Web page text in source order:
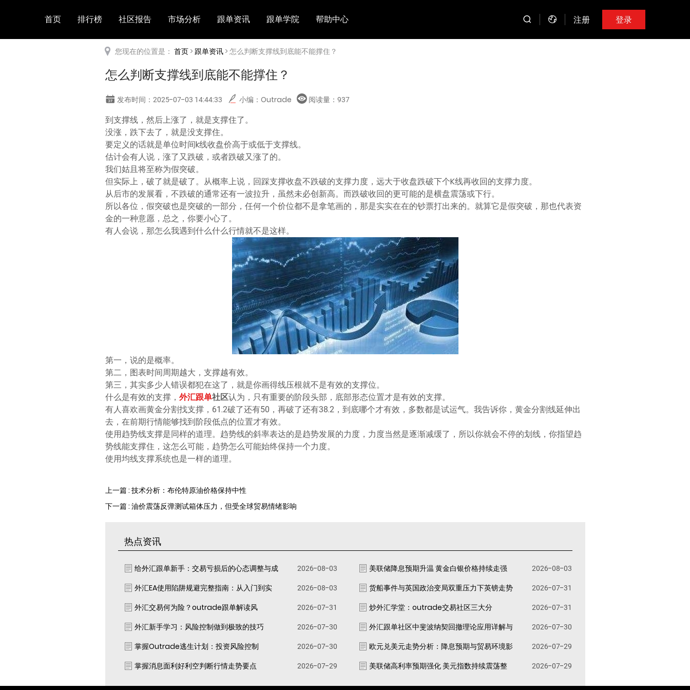
首页 排行榜 社区报告 市场分析 跟单资讯 跟单学院 帮助中心 注册 登录
您现在的位置是： 首页>跟单资讯> 怎么判断支撑线到底能不能撑住？
怎么判断支撑线到底能不能撑住？
发布时间：2025-07-03 14:44:33 小编：Outrade 阅读量： 937
到支撑线，然后上涨了，就是支撑住了。
没涨，跌下去了，就是没支撑住。
要定义的话就是单位时间k线收盘价高于或低于支撑线。
估计会有人说，涨了又跌破，或者跌破又涨了的。
我们姑且将至称为假突破。
但实际上，破了就是破了。从概率上说，回踩支撑收盘不跌破的支撑力度，远大于收盘跌破下个K线再收回的支撑力度。
从后市的发展看，不跌破的通常还有一波拉升，虽然未必创新高。而跌破收回的更可能的是横盘震荡或下行。
所以各位，假突破也是突破的一部分，任何一个价位都不是拿笔画的，那是实实在在的钞票打出来的。就算它是假突破，那也代表资
金的一种意愿，总之，你要小心了。
有人会说，那怎么我遇到什么什么行情就不是这样。
第一，说的是概率。
第二，图表时间周期越大，支撑越有效。
第三，其实多少人错误都犯在这了，就是你画得线压根就不是有效的支撑位。
什么是有效的支撑， 外汇跟单社区认为，只有重要的阶段头部，底部形态位置才是有效的支撑。
有人喜欢画黄金分割找支撑，61.2破了还有50，再破了还有38.2，到底哪个才有效，多数都是试运气。我告诉你，黄金分割线延伸出
去，在前期行情能够找到阶段低点的位置才有效。
使用趋势线支撑是同样的道理。趋势线的斜率表达的是趋势发展的力度，力度当然是逐渐减缓了，所以你就会不停的划线，你指望趋
势线能支撑住，这怎么可能，趋势怎么可能始终保持一个力度。
使用均线支撑系统也是一样的道理。
上一篇 : 技术分析：布伦特原油价格保持中性
下一篇 : 油价震荡反弹测试箱体压力，但受全球贸易情绪影响
热点资讯
给外汇跟单新手：交易亏损后的心态调整与成 2026-08-03 美联储降息预期升温 黄金白银价格持续走强
2026-08-03
外汇EA使用陷阱规避完整指南：从入门到实
2026-08-03 货船事件与英国政治变局双重压力下英镑走势
2026-07-31
外汇交易何为险？outrade跟单解读风
2026-07-31 炒外汇学堂：outrade交易社区三大分
2026-07-31
外汇新手学习：风险控制做到极致的技巧
2026-07-30 外汇跟单社区中斐波纳契回撤理论应用详解与
2026-07-30
掌握Outrade逃生计划：投资风险控制
2026-07-30 欧元兑美元走势分析：降息预期与贸易环境影
2026-07-29
掌握消息面利好利空判断行情走势要点
2026-07-29 美联储高利率预期强化 美元指数持续震荡整 2026-07-29